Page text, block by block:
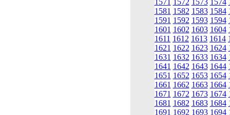
1571 1572 1573 1574
1581 1582 1583 1584
1591 1592 1593 1594
1601 1602 1603 1604
1611 1612 1613 1614
1621 1622 1623 1624
1631 1632 1633 1634
1641 1642 1643 1644
1651 1652 1653 1654
1661 1662 1663 1664
1671 1672 1673 1674
1681 1682 1683 1684
1691 1692 1693 1694